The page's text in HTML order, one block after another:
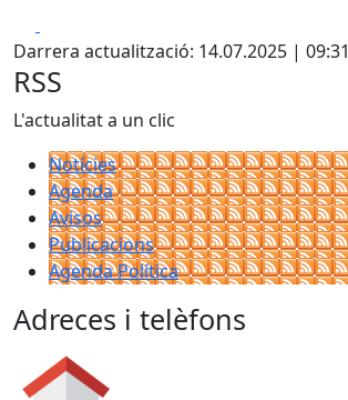
Darrera actualització: 14.07.2025 | 09:31
RSS
L'actualitat a un clic
Notícies
Agenda
Avisos
Publicacions
Agenda Política
Adreces i telèfons